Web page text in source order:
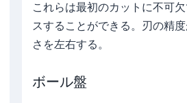
これらは最初のカットに不可
スすることができる。刃の精
さを左右する。
ボール盤